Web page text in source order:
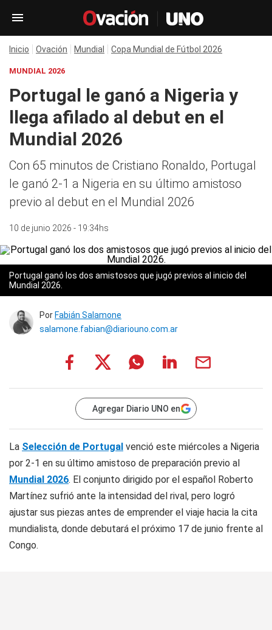
Inicio Ovación Mundial Copa Mundial de Fútbol 2026
MUNDIAL 2026
Portugal le ganó a Nigeria y
llega afilado al debut en el
Mundial 2026
Con 65 minutos de Cristiano Ronaldo, Portugal
le ganó 2-1 a Nigeria en su último amistoso
previo al debut en el Mundial 2026
10 de junio 2026 - 19:34hs
Portugal ganó los dos amistosos que jugó previos al inicio del
Mundial 2026.
Por Fabián Salamone
salamone.fabian@diariouno.com.ar
Agregar Diario UNO en
La Selección de Portugal venció este miércoles a Nigeria
por 2-1 en su último amistoso de preparación previo al
Mundial 2026. El conjunto dirigido por el español Roberto
Martínez sufrió ante la intensidad del rival, pero logró
ajustar sus piezas antes de emprender el viaje hacia la cita
mundialista, donde debutará el próximo 17 de junio frente al
Congo.